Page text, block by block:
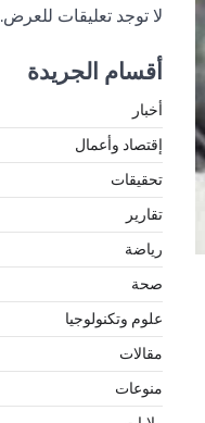
لا توجد تعليقات للعرض.
أقسام الجريدة
أخبار
إقتصاد وأعمال
تحقيقات
تقارير
رياضة
صحة
علوم وتكنولوجيا
مقالات
منوعات